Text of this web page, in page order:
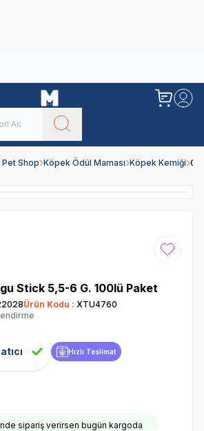
Shop Köpek Ödül Maması Köpek Kemiği
Favoriye
Stick 5,5-6 G. 100lü Paket
Ürün Kodu : XTU4760
Hızlı Teslimat
sipariş verirsen bugün kargoda